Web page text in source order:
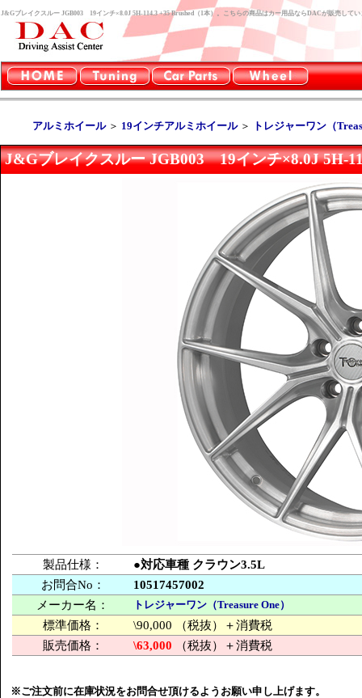
J&Gブレイクスルー JGB003 19インチ×8.0J 5H-114.3 +35 Brushed（1本）。こちらの商品はカー用品ならDACが販売してい
アルミホイール＞ 19インチアルミホイール＞ トレジャーワン（
J&Gブレイクスルー JGB003 19インチ×8.0J 5H-
製品仕様：
●対応車種 クラウン3.5L
お問合No：
10517457002
メーカー名：
トレジャーワン（Treasure One）
標準価格：
\90,000 （税抜）＋消費税
販売価格：
\63,000 （税抜）＋消費税
※ご注文前に在庫状況をお問合せ頂けるようお願い申し上げます。